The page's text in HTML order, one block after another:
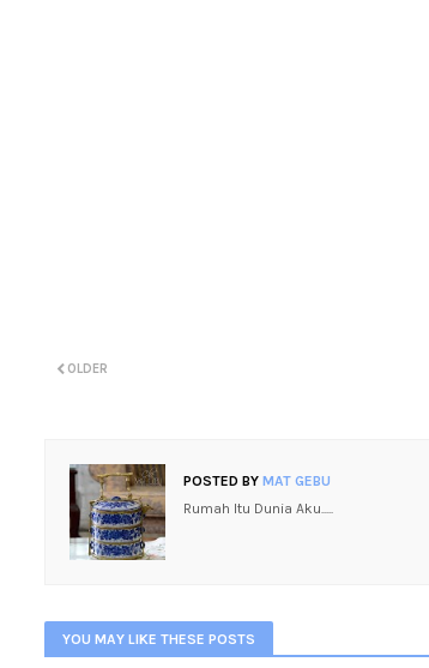
OLDER
POSTED BY MAT GEBU
Rumah Itu Dunia Aku.....
YOU MAY LIKE THESE POSTS